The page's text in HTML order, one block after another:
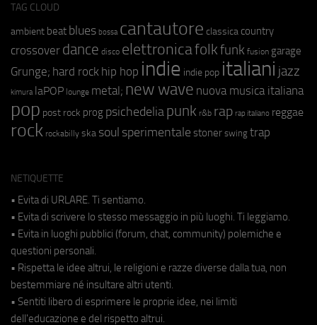
TAG CLOUD
ambient beat blues bossa cantautore classica country
crossover dance disco elettronicafolkfunk fusion garage
Grunge; hard rock hip hop indie indie pop italiani jazz
kimura laPOP lounge metal; new wave nuova musica italiana
pop post rock prog psichedeliapunk r&b rap rap italiano reggae
rock rockabilly ska soul sperimentale stoner swing trap
NETIQUETTE
• Evita di URLARE. Ti sentiamo.
• Evita di scrivere lo stesso messaggio in più luoghi. Ti leggiamo.
• Evita in luoghi pubblici (forum, chat, community) polemiche e
questioni personali.
• Rispetta le idee altrui, le religioni e razze diverse dalla tua, non
bestemmiare né insultare altri utenti.
• Sentiti libero di esprimere le proprie idee, nei limiti
dell'educazione e del rispetto altrui.